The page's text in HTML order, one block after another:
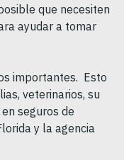
que necesiten
ayudar a tomar
importantes. Esto
veterinarios, su
seguros de
y la agencia